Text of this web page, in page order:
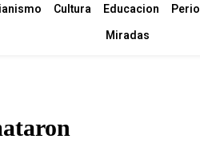
Cultura Educacion
Miradas